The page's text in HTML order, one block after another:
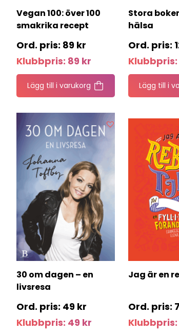
Vegan 100: över 100
smakrika recept
89 kr
Klubbpris: 89 kr
Lägg till i varukorg
Stora
hälsa
Klubbpris:
Lägg till i
30 om dagen – en
livsresa
49 kr
Klubbpris: 49 kr
Jag är en
Klubbpris: